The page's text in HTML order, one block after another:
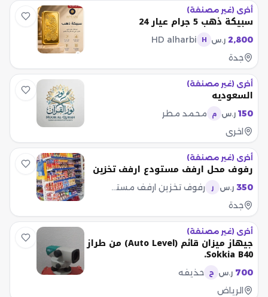
أخرى (غير مصنفة)
سبيكة ذهب 5 جرام عيار 24
2,800 ر.س H
HD alharbi
جدة
أخرى (غير مصنفة)
السعوديه
150 ر.س م
محمد مطر
اخرى
أخرى (غير مصنفة)
رفوف محل ارفف مستودع ارفف تخزين
350 ر.س ر
رفوف تخزين ارفف مستودع رفوف محل
جدة
أخرى (غير مصنفة)
جيهاز ميزان قائم (Auto Level) من طراز
Sokkia B40.
700 ر.س ح
حذيفه
الرياض